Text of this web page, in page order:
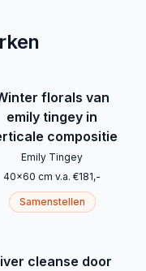
florals van
emily tingey in
compositie
Emily Tingey
40x60 cm v.a. €181,-
Samenstellen
cleanse door